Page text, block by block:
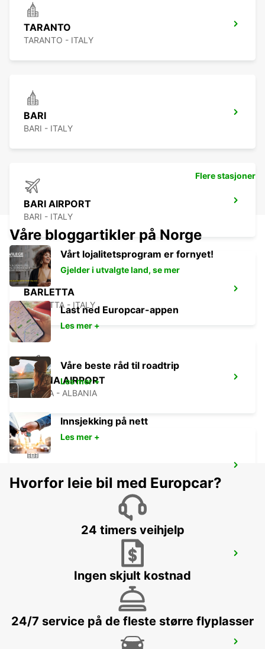
TARANTO
TARANTO - ITALY
BARI
BARI - ITALY
BARI AIRPORT
BARI - ITALY
BARLETTA
BARLETTA - ITALY
TIRANA AIRPORT
TIRANA - ALBANIA
TIRANA - ALBANIA
CORFU - GREECE
Flere stasjoner
Våre bloggartikler på Norge
Vårt lojalitetsprogram er fornyet!
Gjelder i utvalgte land, se mer
Last ned Europcar-appen
Les mer +
Våre beste råd til roadtrip
Les mer +
Innsjekking på nett
Les mer +
Hvorfor leie bil med Europcar?
24 timers veihjelp
Ingen skjult kostnad
24/7 service på de fleste større flyplasser